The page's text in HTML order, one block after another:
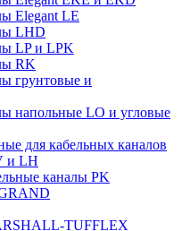
Elegant LE
LHD
LP и LPK
RK
грунтовые и
напольные LO и угловые
для кабельных каналов
и LH
каналы PK
TUFFLEX